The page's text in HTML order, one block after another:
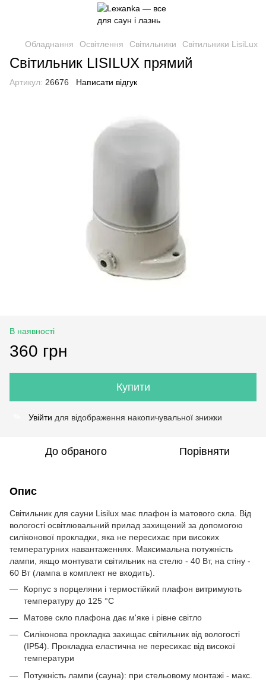
Обладнання Освітлення Світильники Світильники LisiLux
Світильник LISILUX прямий
Артикул: 26676 Написати відгук
В наявності
360 грн
Купити
Увійти для відображення накопичувальної знижки
До обраного Порівняти
Опис
Світильник для сауни Lisilux має плафон із матового скла. Від
вологості освітлювальний прилад захищений за допомогою
силіконової прокладки, яка не пересихає при високих
температурних навантаженнях. Максимальна потужність
лампи, якщо монтувати світильник на стелю - 40 Вт, на стіну -
60 Вт (лампа в комплект не входить).
Корпус з порцеляни і термостійкий плафон витримують
температуру до 125 °С
Матове скло плафона дає м'яке і рівне світло
Силіконова прокладка захищає світильник від вологості
(IP54). Прокладка еластична не пересихає від високої
температури
Потужність лампи (сауна): при стельовому монтажі - макс.